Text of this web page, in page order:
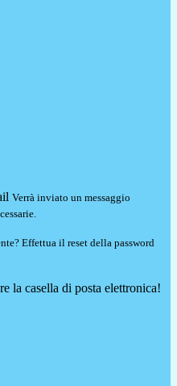
Verrà inviato un messaggio
Effettua il reset della password
la casella di posta elettronica!